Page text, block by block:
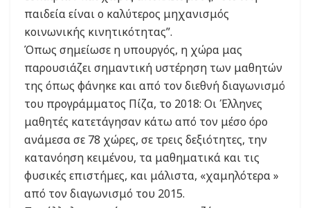
παιδεία είναι ο καλύτερος μηχανισμός
κοινωνικής κινητικότητας”.
Όπως σημείωσε η υπουργός, η χώρα μας
παρουσιάζει σημαντική υστέρηση των μαθητών
της όπως φάνηκε και από τον διεθνή διαγωνισμό
του προγράμματος Πίζα, το 2018: Οι Έλληνες
μαθητές κατετάγησαν κάτω από τον μέσο όρο
ανάμεσα σε 78 χώρες, σε τρεις δεξιότητες, την
κατανόηση κειμένου, τα μαθηματικά και τις
φυσικές επιστήμες, και μάλιστα, «χαμηλότερα »
από τον διαγωνισμό του 2015.